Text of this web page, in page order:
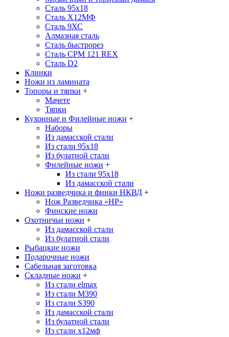
Сталь 95х18
Сталь Х12МФ
Сталь 9ХС
Алмазная сталь
Сталь быстрорез
Сталь CPM 121 REX
Сталь D2
Клинки
Ножи из ламината
Топоры и тяпки +
Мачете
Тяпки
Кухонные и Филейные ножи +
Наборы
Из дамасской стали
Из стали 95х18
Из булатной стали
Филейные ножи +
Из стали 95х18
Из дамасской стали
Ножи разведчика и финки НКВД +
Нож Разведчика «НР»
Финские ножи
Охотничьи ножи +
Из дамасской стали
Из булатной стали
Рыбацкие ножи
Подарочные ножи
Сабельная заготовка
Складные ножи +
Из стали elmax
Из стали М390
Из стали S390
Из дамасской стали
Из булатной стали
Из стали х12мф